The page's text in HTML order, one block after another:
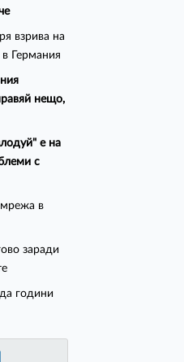
взрива на
Германия
нещо,
е на
с
в
заради
години